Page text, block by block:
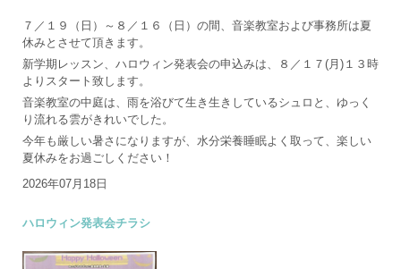
７／１９（日）～８／１６（日）の間、音楽教室および事務所は夏
休みとさせて頂きます。
新学期レッスン、ハロウィン発表会の申込みは、８／１７(月)１３時
よりスタート致します。
音楽教室の中庭は、雨を浴びて生き生きしているシュロと、ゆっく
り流れる雲がきれいでした。
今年も厳しい暑さになりますが、水分栄養睡眠よく取って、楽しい
夏休みをお過ごしください！
2026年07月18日
ハロウィン発表会チラシ